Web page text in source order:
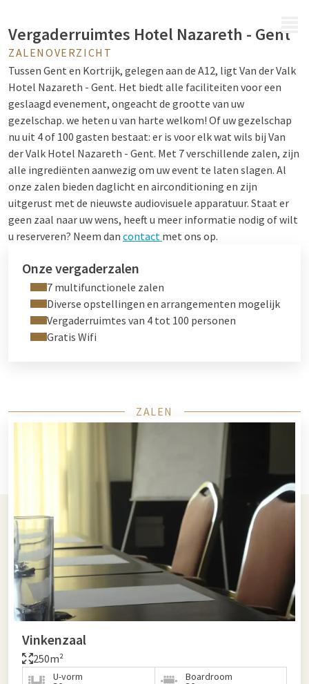
Vergaderruimtes Hotel Nazareth - Gent
ZALENOVERZICHT
Tussen Gent en Kortrijk, gelegen aan de A12, ligt Van der Valk
Hotel Nazareth - Gent. Het biedt alle faciliteiten voor een
geslaagd evenement, ongeacht de grootte van uw
gezelschap. we heten u van harte welkom! Of uw gezelschap
nu uit 4 of 100 gasten bestaat: er is voor elk wat wils bij Van
der Valk Hotel Nazareth - Gent. Met 7 verschillende zalen, zijn
alle ingrediënten aanwezig om uw event te laten slagen. Al
onze zalen bieden daglicht en airconditioning en zijn
uitgerust met de nieuwste audiovisuele apparatuur. Staat er
geen zaal naar uw wens, heeft u meer informatie nodig of wilt
u reserveren? Neem dan contact met ons op.
Onze vergaderzalen
7 multifunctionele zalen
Diverse opstellingen en arrangementen mogelijk
Vergaderruimtes van 4 tot 100 personen
Gratis Wifi
ZALEN
Vinkenzaal
250m²
U-vorm Boardroom